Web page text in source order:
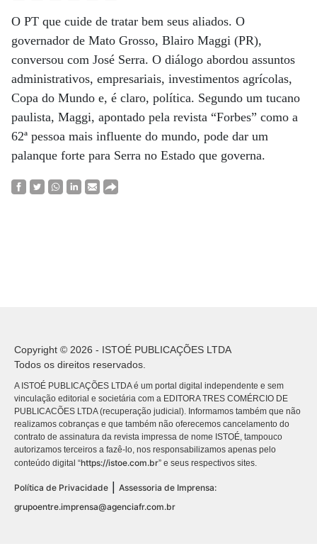
O PT que cuide de tratar bem seus aliados. O
governador de Mato Grosso, Blairo Maggi (PR),
conversou com José Serra. O diálogo abordou assuntos
administrativos, empresariais, investimentos agrícolas,
Copa do Mundo e, é claro, política. Segundo um tucano
paulista, Maggi, apontado pela revista “Forbes” como a
62ª pessoa mais influente do mundo, pode dar um
palanque forte para Serra no Estado que governa.
Copyright © 2026 - ISTOÉ PUBLICAÇÕES LTDA
Todos os direitos reservados.
A ISTOÉ PUBLICAÇÕES LTDA é um portal digital independente e sem
vinculação editorial e societária com a EDITORA TRES COMÉRCIO DE
PUBLICACÕES LTDA (recuperação judicial). Informamos também que não
realizamos cobranças e que também não oferecemos cancelamento do
contrato de assinatura da revista impressa de nome ISTOÉ, tampouco
autorizamos terceiros a fazê-lo, nos responsabilizamos apenas pelo
conteúdo digital “https://istoe.com.br” e seus respectivos sites.
Política de Privacidade
Assessoria de Imprensa:
grupoentre.imprensa@agenciafr.com.br